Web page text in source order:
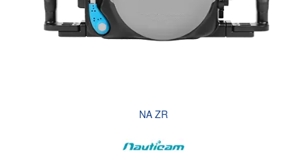
NA ZR